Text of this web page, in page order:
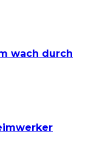
wach durch